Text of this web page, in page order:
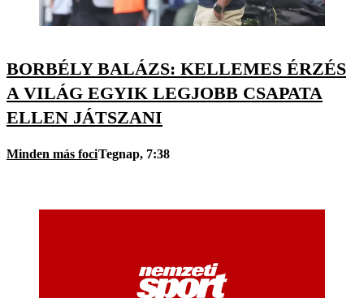
BORBÉLY BALÁZS: KELLEMES ÉRZÉS
A VILÁG EGYIK LEGJOBB CSAPATA
ELLEN JÁTSZANI
Minden más fociTegnap, 7:38